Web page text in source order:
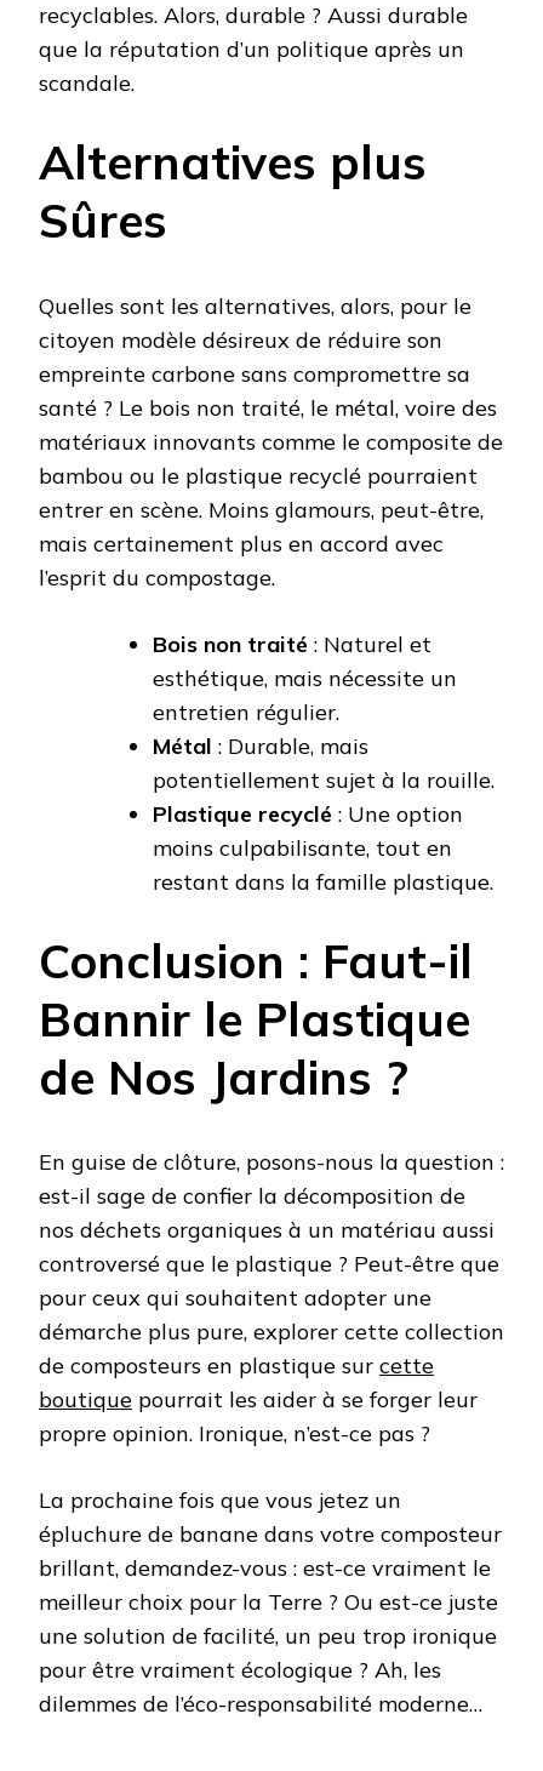
recyclables. Alors, durable ? Aussi durable
que la réputation d’un politique après un
scandale.
Alternatives plus
Sûres
Quelles sont les alternatives, alors, pour le
citoyen modèle désireux de réduire son
empreinte carbone sans compromettre sa
santé ? Le bois non traité, le métal, voire des
matériaux innovants comme le composite de
bambou ou le plastique recyclé pourraient
entrer en scène. Moins glamours, peut-être,
mais certainement plus en accord avec
l’esprit du compostage.
Bois non traité : Naturel et
esthétique, mais nécessite un
entretien régulier.
Métal : Durable, mais
potentiellement sujet à la rouille.
Plastique recyclé : Une option
moins culpabilisante, tout en
restant dans la famille plastique.
Conclusion : Faut-il
Bannir le Plastique
de Nos Jardins ?
En guise de clôture, posons-nous la question :
est-il sage de confier la décomposition de
nos déchets organiques à un matériau aussi
controversé que le plastique ? Peut-être que
pour ceux qui souhaitent adopter une
démarche plus pure, explorer cette collection
de composteurs en plastique sur cette
boutique pourrait les aider à se forger leur
propre opinion. Ironique, n’est-ce pas ?
La prochaine fois que vous jetez un
épluchure de banane dans votre composteur
brillant, demandez-vous : est-ce vraiment le
meilleur choix pour la Terre ? Ou est-ce juste
une solution de facilité, un peu trop ironique
pour être vraiment écologique ? Ah, les
dilemmes de l’éco-responsabilité moderne…